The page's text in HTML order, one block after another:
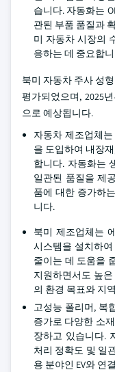
습니다. 자동화는
관된 부품 품질과
미 자동차 시장의
응하는 데 중요합
북미 자동차 주사 성
평가되었으며, 2025
으로 예상됩니다.
자동차 제조업체
을 도입하여 내장
합니다. 자동화는
일관된 품질을 제
품에 대한 증가하
니다.
북미 제조업체는
시스템을 설치하
줄이는 데 도움을
지원하면서도 높
의 환경 목표와 지
고성능 폴리머, 복
증가로 다양한 소
장하고 있습니다.
처리 정확도 및 일
용 분야인 EV와 연